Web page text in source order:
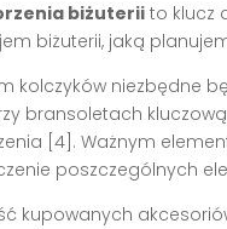
biżuterii to klucz
biżuterii, jaką
kolczyków niezbędne
bransoletach
[4]. Ważnym
poszczególnych
kupowanych